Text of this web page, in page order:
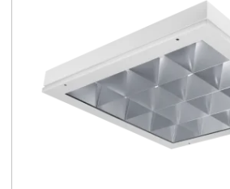
Comparer les familles